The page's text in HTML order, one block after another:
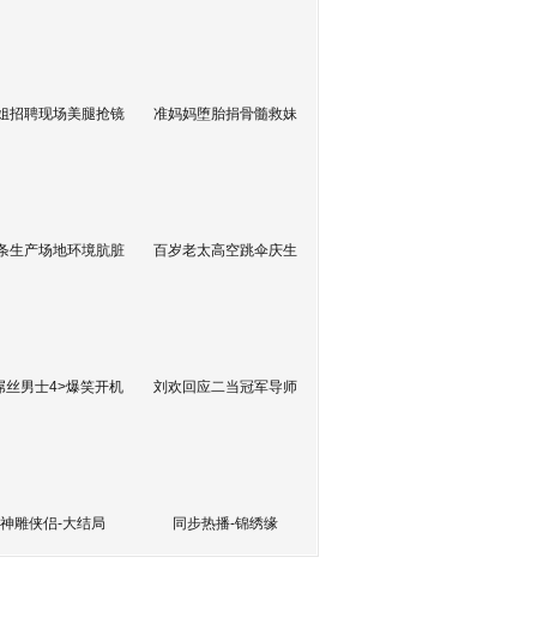
招聘现场美腿抢镜 准妈妈堕胎捐骨髓救妹
生产场地环境肮脏 百岁老太高空跳伞庆生
丝男士4>爆笑开机 刘欢回应二当冠军导师
神雕侠侣-大结局 同步热播-锦绣缘